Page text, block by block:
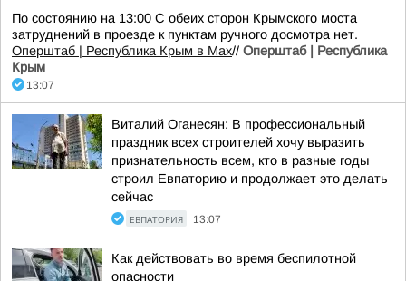
По состоянию на 13:00 С обеих сторон Крымского моста
затруднений в проезде к пунктам ручного досмотра нет.
Оперштаб | Республика Крым в Мax// Оперштаб | Республика
Крым
13:07
Виталий Оганесян: В профессиональный
праздник всех строителей хочу выразить
признательность всем, кто в разные годы
строил Евпаторию и продолжает это делать
сейчас
ЕВПАТОРИЯ 13:07
Как действовать во время беспилотной
опасности